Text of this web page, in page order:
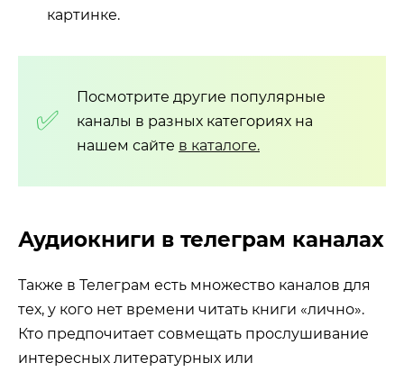
картинке.
Посмотрите другие популярные
каналы в разных категориях на
нашем сайте в каталоге.
Аудиокниги в телеграм каналах
Также в Телеграм есть множество каналов для
тех, у кого нет времени читать книги «лично».
Кто предпочитает совмещать прослушивание
интересных литературных или